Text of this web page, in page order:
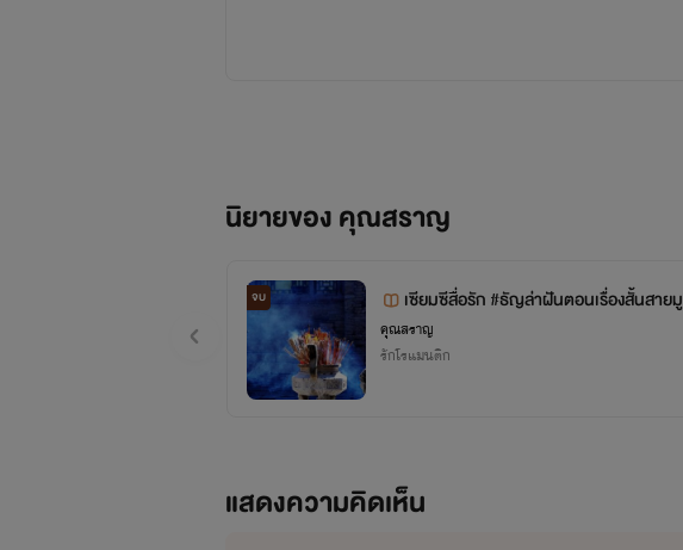
นิยายของ คุณสราญ
จบ เซียมซีสื่อรัก #ธัญล่าฝันตอนเรื่องสั้นสายมู
คุณสราญ
รักโรแมนติก
แสดงความคิดเห็น